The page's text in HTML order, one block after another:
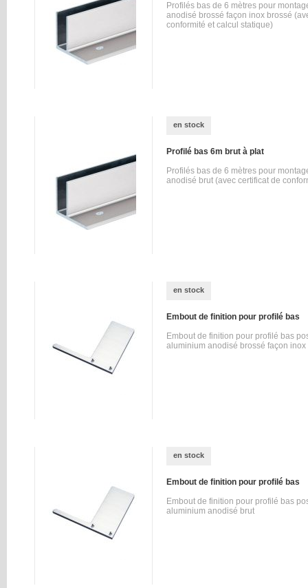
Profilés bas de 6 mètres pour
anodisé brossé façon inox brossé
conformité et calcul statique)
en stock
Profilé bas 6m brut à plat
Profilés bas de 6 mètres pour
anodisé brut (avec certificat de
en stock
Embout de finition pour profilé bas
Embout de finition pour profilé bas
aluminium anodisé brossé façon inox
en stock
Embout de finition pour profilé bas
Embout de finition pour profilé bas
aluminium anodisé brut